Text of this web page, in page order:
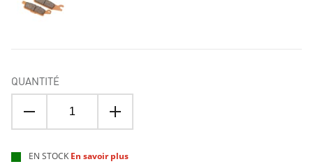
QUANTITÉ
EN STOCK En savoir plus